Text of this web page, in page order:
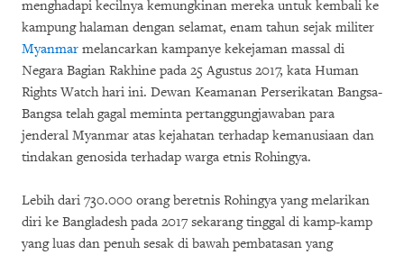
menghadapi kecilnya kemungkinan mereka untuk kembali ke
kampung halaman dengan selamat, enam tahun sejak militer
Myanmar melancarkan kampanye kekejaman massal di
Negara Bagian Rakhine pada 25 Agustus 2017, kata Human
Rights Watch hari ini. Dewan Keamanan Perserikatan Bangsa-
Bangsa telah gagal meminta pertanggungjawaban para
jenderal Myanmar atas kejahatan terhadap kemanusiaan dan
tindakan genosida terhadap warga etnis Rohingya.
Lebih dari 730.000 orang beretnis Rohingya yang melarikan
diri ke Bangladesh pada 2017 sekarang tinggal di kamp-kamp
yang luas dan penuh sesak di bawah pembatasan yang